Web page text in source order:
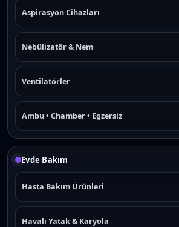
Aspirasyon Cihazları
Nebülizatör & Nem
Ventilatörler
Ambu • Chamber • Egzersiz
Evde Bakım
Hasta Bakım Ürünleri
Havalı Yatak & Karyola